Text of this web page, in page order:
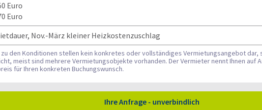
Euro
Euro
Nov.-März kleiner Heizkostenzuschlag
zu den Konditionen stellen kein konkretes oder vollständiges Vermietungsangebot
meist sind mehrere Vermietungsobjekte vorhanden. Der Vermieter nennt Ihnen auf
für Ihren konkreten Buchungswunsch.
Ihre Anfrage - unverbindlich